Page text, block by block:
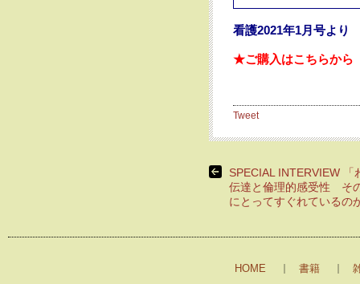
看護2021年1月号より
★ご購入はこちらから
Tweet
SPECIAL INTERVIEW 「
伝達と倫理的感受性 そ
にとってすぐれているの
HOME 書籍